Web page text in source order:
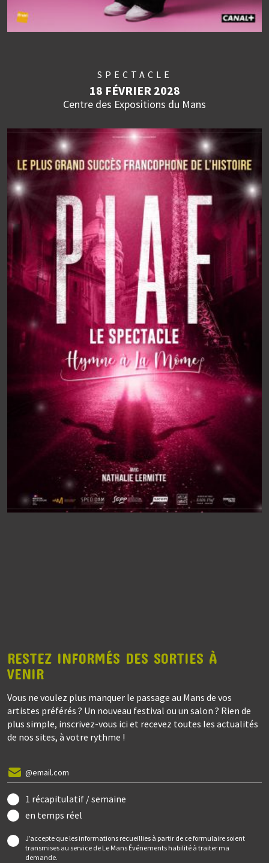
SPECTACLE
18 FÉVRIER 2028
Centre des Expositions du Mans
RESTEZ INFORMÉS DES SORTIES À
VENIR
Vous ne voulez plus manquer le passage au Mans de vos
artistes préférés ? Un nouveau festival ou un salon ? Rien de
plus simple, inscrivez-vous ici et recevez toutes les actualités
de nos sites, à votre rythme !
1 récapitulatif / semaine
en temps réel
J’accepte que les informations recueillies à partir de ce formulaire soient
transmises au service de Le Mans Événements habilité à traiter ma
demande.